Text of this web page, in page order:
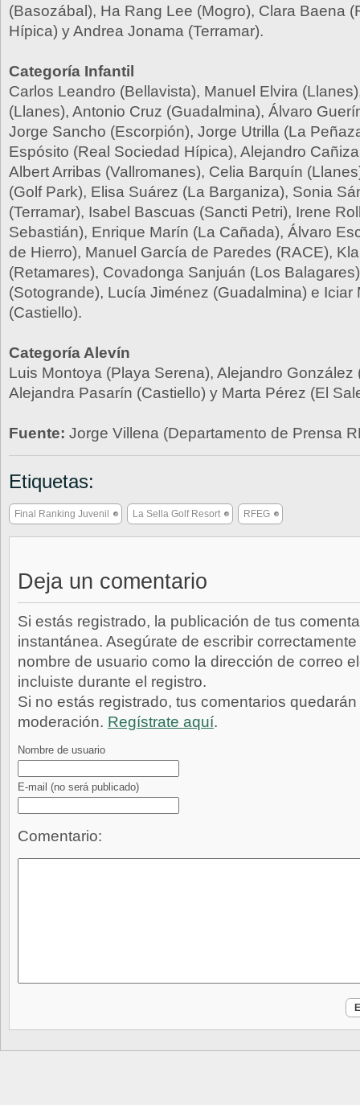
(Basozábal), Ha Rang Lee (Mogro), Clara Baena
Hípica) y Andrea Jonama (Terramar).
Categoría Infantil
Carlos Leandro (Bellavista), Manuel Elvira
(Llanes), Antonio Cruz (Guadalmina), Álvaro
Jorge Sancho (Escorpión), Jorge Utrilla (La
Espósito (Real Sociedad Hípica), Alejandro
Albert Arribas (Vallromanes), Celia Barquín
(Golf Park), Elisa Suárez (La Barganiza), Sonia
(Terramar), Isabel Bascuas (Sancti Petri), Irene
Sebastián), Enrique Marín (La Cañada), Álvaro
de Hierro), Manuel García de Paredes (RACE),
(Retamares), Covadonga Sanjuán (Los
(Sotogrande), Lucía Jiménez (Guadalmina) e Iciar
(Castiello).
Categoría Alevín
Luis Montoya (Playa Serena), Alejandro González
Alejandra Pasarín (Castiello) y Marta Pérez (El
Fuente: Jorge Villena (Departamento de Prensa
Etiquetas:
Final Ranking Juvenil La Sella Golf Resort RFEG
Deja un comentario
Si estás registrado, la publicación de tus
instantánea. Asegúrate de escribir
nombre de usuario como la dirección de correo
incluiste durante el registro.
Si no estás registrado, tus comentarios
moderación. Regístrate aquí.
Nombre de usuario
E-mail (no será publicado)
Comentario: